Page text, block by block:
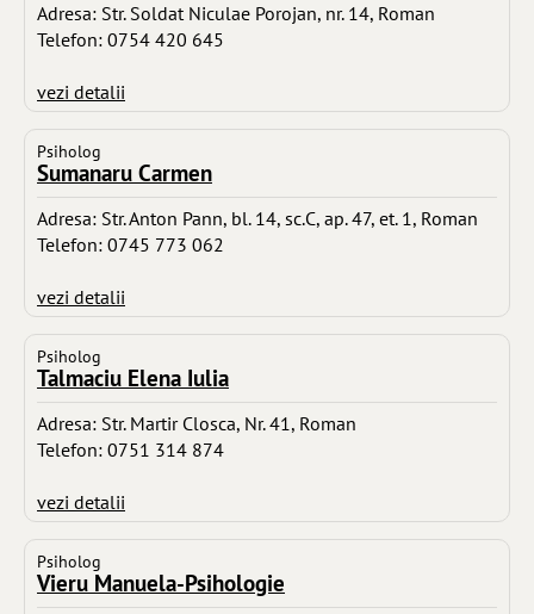
Adresa: Str. Soldat Niculae Porojan, nr. 14, Roman
Telefon: 0754 420 645
vezi detalii
Psiholog
Sumanaru Carmen
Adresa: Str. Anton Pann, bl. 14, sc.C, ap. 47, et. 1, Roman
Telefon: 0745 773 062
vezi detalii
Psiholog
Talmaciu Elena Iulia
Adresa: Str. Martir Closca, Nr. 41, Roman
Telefon: 0751 314 874
vezi detalii
Psiholog
Vieru Manuela-Psihologie